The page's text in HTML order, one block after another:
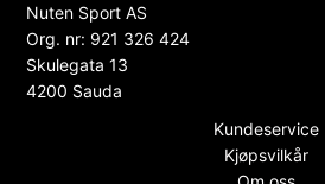
Nuten Sport AS
Org. nr: 921 326 424
Skulegata 13
4200 Sauda
Kundeservice
Kjøpsvilkår